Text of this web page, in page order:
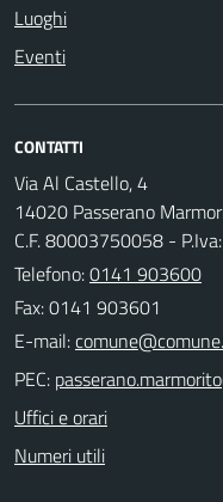
Luoghi
Eventi
CONTATTI
Via Al Castello, 4
14020 Passerano
C.F. 80003750058 -
Telefono:0141 903600
Fax: 0141 903601
E-mail:
PEC:
Uffici e orari
Numeri utili